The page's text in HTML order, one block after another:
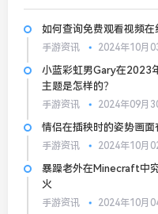
如何查询免费观看视频在
手游资讯 2024年10月
小蓝彩虹男Gary在2023
主题是怎样的？
手游资讯 2024年09月
情侣在插秧时的姿势画面
手游资讯 2024年10月
暴躁老外在Minecraft中
火
手游资讯 2024年10月